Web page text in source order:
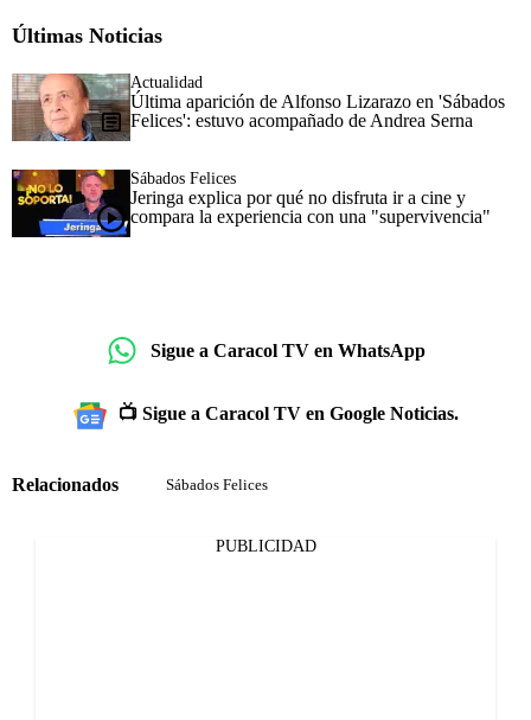
Últimas Noticias
Actualidad
Última aparición de Alfonso Lizarazo en 'Sábados
Felices': estuvo acompañado de Andrea Serna
Sábados Felices
Jeringa explica por qué no disfruta ir a cine y
compara la experiencia con una "supervivencia"
Sigue a Caracol TV en WhatsApp
📺 Sigue a Caracol TV en Google Noticias.
Relacionados Sábados Felices
PUBLICIDAD